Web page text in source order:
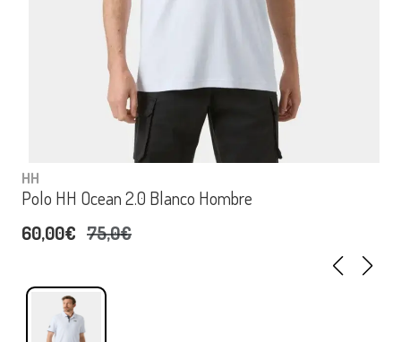
HH
Polo HH Ocean 2.0 Blanco Hombre
60,00€ 75,0€